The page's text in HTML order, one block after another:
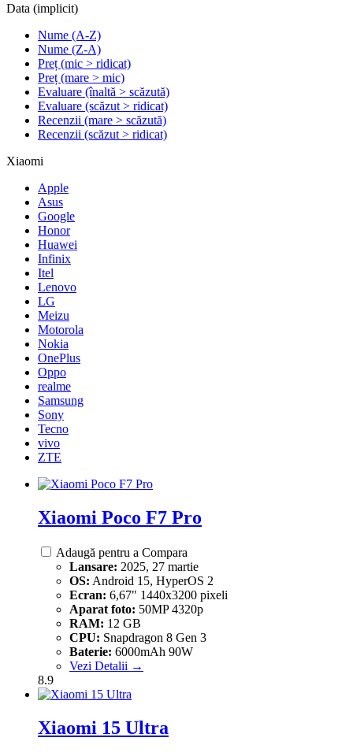
Data (implicit)
Nume (A-Z)
Nume (Z-A)
Preț (mic > ridicat)
Preț (mare > mic)
Evaluare (înaltă > scăzută)
Evaluare (scăzut > ridicat)
Recenzii (mare > scăzută)
Recenzii (scăzut > ridicat)
Xiaomi
Apple
Asus
Google
Honor
Huawei
Infinix
Itel
Lenovo
LG
Meizu
Motorola
Nokia
OnePlus
Oppo
realme
Samsung
Sony
Tecno
vivo
ZTE
Xiaomi Poco F7 Pro
Adaugă pentru a Compara
Lansare: 2025, 27 martie
OS: Android 15, HyperOS 2
Ecran: 6,67" 1440x3200 pixeli
Aparat foto: 50MP 4320p
RAM: 12 GB
CPU: Snapdragon 8 Gen 3
Baterie: 6000mAh 90W
Vezi Detalii →
8.9
Xiaomi 15 Ultra